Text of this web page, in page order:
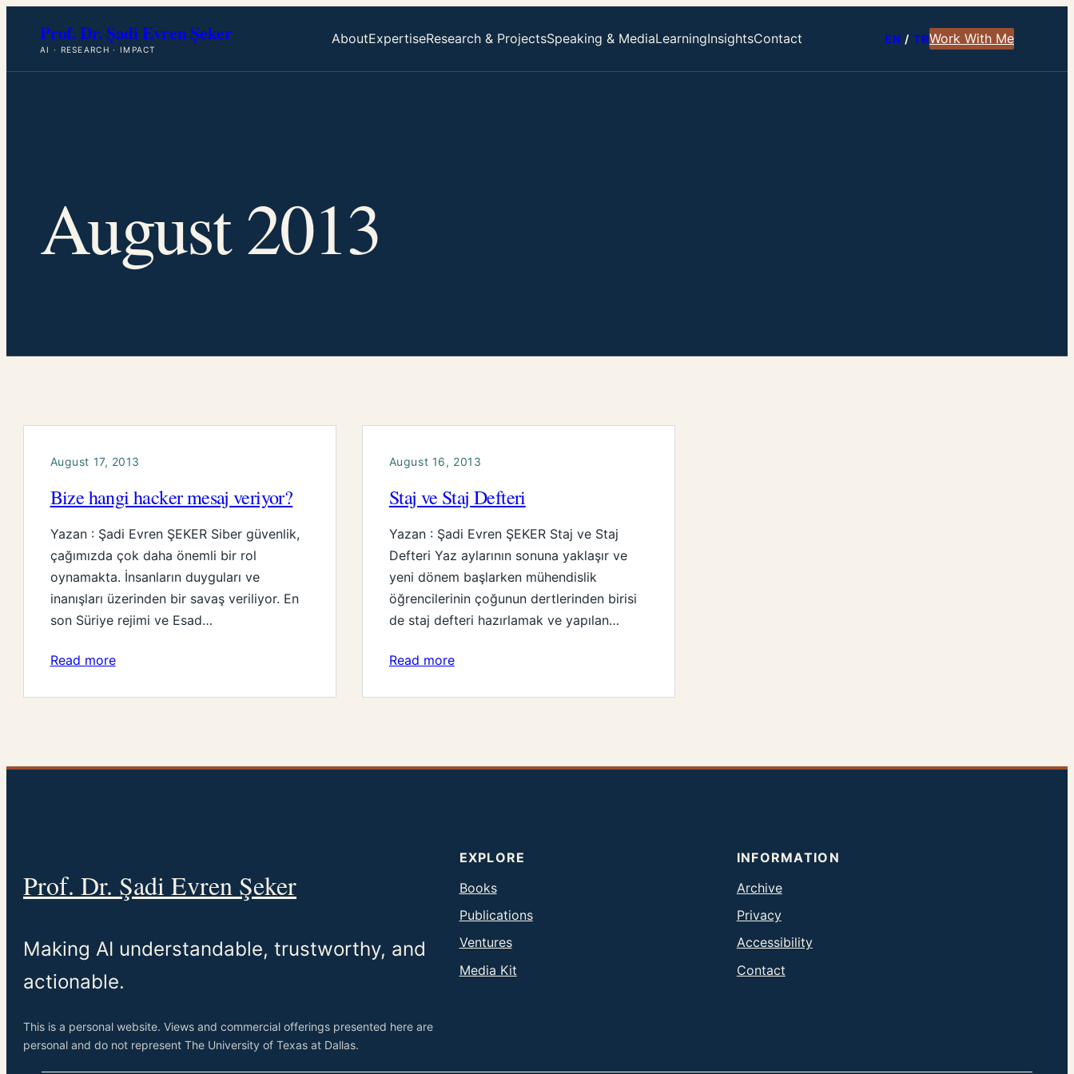
Prof. Dr. Şadi Evren Şeker
AI · RESEARCH · IMPACT
AboutExpertiseResearch & ProjectsSpeaking & MediaLearningInsightsContact EN / TRWork With Me
August 2013
August 17, 2013
Bize hangi hacker mesaj veriyor?
Yazan : Şadi Evren ŞEKER Siber güvenlik,
çağımızda çok daha önemli bir rol
oynamakta. İnsanların duyguları ve
inanışları üzerinden bir savaş veriliyor. En
son Süriye rejimi ve Esad…
Read more
August 16, 2013
Staj ve Staj Defteri
Yazan : Şadi Evren ŞEKER Staj ve Staj
Defteri Yaz aylarının sonuna yaklaşır ve
yeni dönem başlarken mühendislik
öğrencilerinin çoğunun dertlerinden birisi
de staj defteri hazırlamak ve yapılan…
Read more
Prof. Dr. Şadi Evren Şeker
Making AI understandable, trustworthy, and
actionable.
This is a personal website. Views and commercial offerings presented here are
personal and do not represent The University of Texas at Dallas.
EXPLORE
Books
Publications
Ventures
Media Kit
INFORMATION
Archive
Privacy
Accessibility
Contact